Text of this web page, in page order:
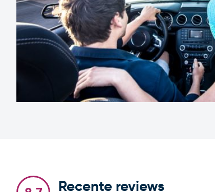
Recente reviews